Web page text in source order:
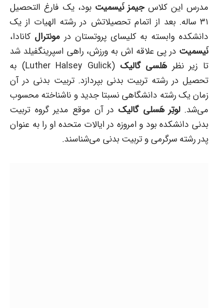
مدرس این کلاسجیمز نَیسمیت بود، یک فارغ التحصیل
۳۱ ساله. بعد از اتمام تحصیلاتش در رشته الهیات از یک
دانشکده وابسته به کلیسای پروتستان در مونترال کانادا،
نَیسمیت در پی علاقه اش به ورزش، راهی اسپرینگفیلد شد
تا زیر نظرهَلسی گالیک
(Luther Halsey Gulick) به
تحصیل در رشته تربیت بدنی بپردازد. تربیت بدنی در آن
زمان یک رشته دانشگاهی نسبتا جدید و ناشناخته محسوب
می‌شد.لوتِر هَسلی گالیک در آن موقع مدیر گروه تربیت
بدنی دانشکده بود و امروزه در ایالات متحده او را به عنوان
پدر رشته سرگرمی و تربیت بدنی می‌شناسند.